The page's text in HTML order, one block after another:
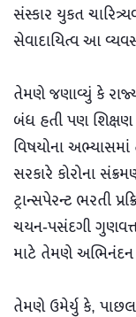
સંસ્કાર યુકત
સેવાદાયિત્વ આ
તેમણે જણાવ્યું કે
બંધ હતી પણ શિક્ષણ
વિષયોના
સરકારે કોરોના
ટ્રાન્સપેરન્ટ ભરતી
ચયન-પસંદગી
માટે તેમણે અભિનંદન
તેમણે ઉમેર્યુ કે,